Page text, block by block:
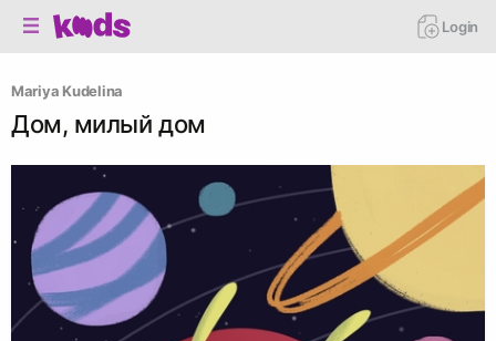
Login
Mariya Kudelina
Дом, милый дом